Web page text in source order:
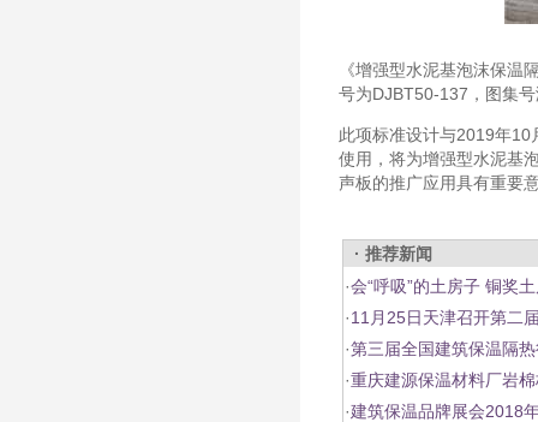
《增强型水泥基泡沫保
号为DJBT50-137，图集
此项标准设计与2019年
使用，将为增强型水泥基
声板的推广应用具有重要
· 推荐新闻
·会“呼吸”的土房子 铜奖
·11月25日天津召开第二
·第三届全国建筑保温隔
·重庆建源保温材料厂岩
·建筑保温品牌展会2018